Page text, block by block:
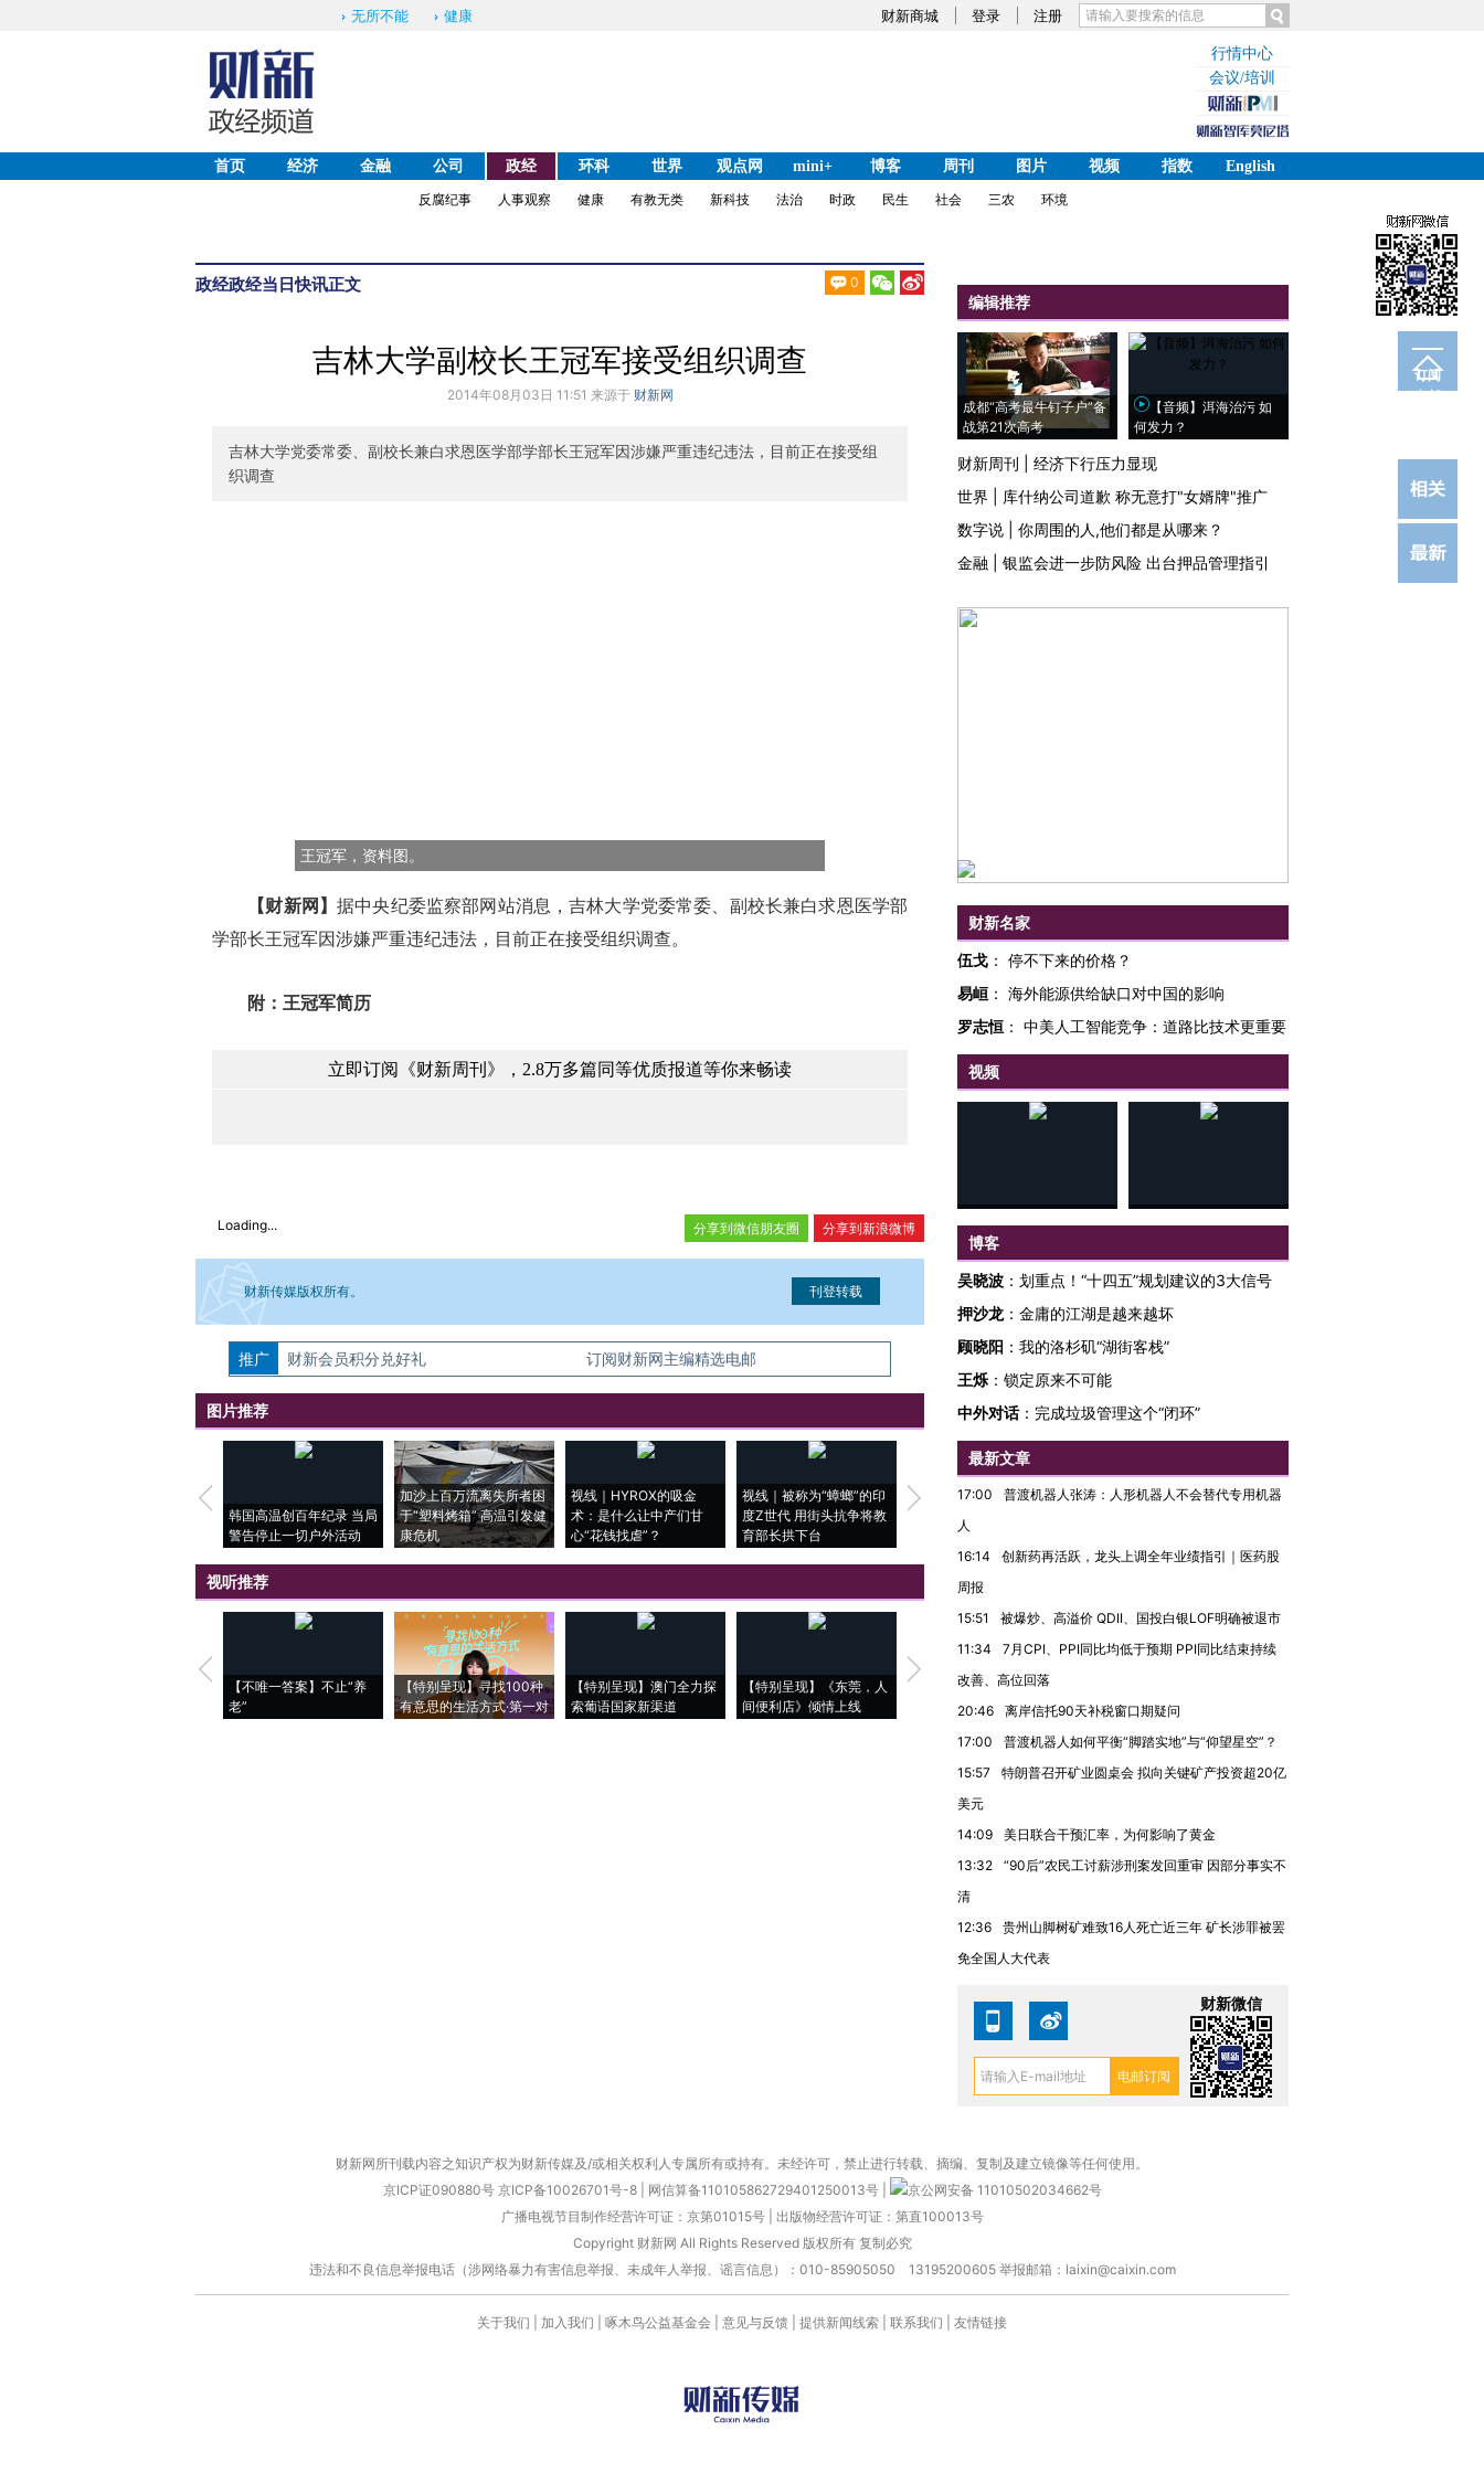
财新商城 登录 注册
无所不能 健康
行情中心
会议/培训
首页 经济 金融 公司 政经 环科 世界 观点网 mini+ 博客 周刊 图片 视频 指数
English
反腐纪事
人事观察 健康 有教无类 新科技 法治 时政 民生 社会 三农 环境
政经政经当日快讯正文 0
订阅
电邮
吉林大学副校长王冠军接受组织调查
2014年08月03日 11:51 来源于 财新网
吉林大学党委常委、副校长兼白求恩医学部学部长王冠军因涉嫌严重违纪违法，目前正在接受组
织调查
王冠军，资料图。
【财新网】据中央纪委监察部网站消息，吉林大学党委常委、副校长兼白求恩医学部
学部长王冠军因涉嫌严重违纪违法，目前正在接受组织调查。
附：王冠军简历
立即订阅《财新周刊》，2.8万多篇同等优质报道等你来畅读
Loading... 分享到新浪微博
分享到微信朋友圈
财新传媒版权所有。
如需刊登转载请点击右侧按钮，提交相关信息。经确认即可刊登转载。
推广 财新会员积分兑好礼 订阅财新网主编精选电邮
图片推荐
韩国高温创百年纪录 当局
警告停止一切户外活动
加沙上百万流离失所者困
于“塑料烤箱” 高温引发健
康危机
视线｜HYROX的吸金
术：是什么让中产们甘
心“花钱找虐”？
视线｜被称为“蟑螂”的印
度Z世代 用街头抗争将教
育部长拱下台
视线｜“入侵”还是“人道危
机”？难民潮撕裂西班牙
飞地休达
湖北宜昌局部短时降雨
哈尔滨遭遇短时极端强降
视听推荐
【不唯一答案】不止“养
老”
【特别呈现】寻找100种
有意思的生活方式·第一对
【特别呈现】澳门全力探
索葡语国家新渠道
【特别呈现】《东莞，人
间便利店》倾情上线
【推广】走进第四届链博
会，让数智科技“链”接产
有意思的生活方式·第三对
编辑推荐
成都“高考最牛钉子户”备
战第21次高考
【音频】洱海治污 如
何发力？
财新周刊
经济下行压力显现
世界
库什纳公司道歉 称无意打"女婿牌"推广
数字说
你周围的人,他们都是从哪来？
金融
银监会进一步防风险 出台押品管理指引
财新名家
伍戈 ： 停不下来的价格？
易峘 ： 海外能源供给缺口对中国的影响
罗志恒 ： 中美人工智能竞争：道路比技术更重要
视频
博客
吴晓波 ： 划重点！“十四五”规划建议的3大信号
押沙龙 ： 金庸的江湖是越来越坏
顾晓阳 ： 我的洛杉矶“湖街客栈”
王烁 ： 锁定原来不可能
中外对话： 完成垃圾管理这个“闭环”
最新文章
17:00
普渡机器人张涛：人形机器人不会替代专用机器
人
16:14
创新药再活跃，龙头上调全年业绩指引｜医药股
周报
15:51
被爆炒、高溢价 QDII、国投白银LOF明确被退市
11:34
7月CPI、PPI同比均低于预期 PPI同比结束持续
改善、高位回落
20:46
离岸信托90天补税窗口期疑问
17:00
普渡机器人如何平衡“脚踏实地”与“仰望星空”？
15:57
特朗普召开矿业圆桌会 拟向关键矿产投资超20亿
美元
14:09
美日联合干预汇率，为何影响了黄金
13:32
“90后”农民工讨薪涉刑案发回重审 因部分事实不
清
12:36
贵州山脚树矿难致16人死亡近三年 矿长涉罪被罢
免全国人大代表
财新微信
财新网所刊载内容之知识产权为财新传媒及/或相关权利人专属所有或持有。未经许可，禁止进行转载、摘编、复制及建立镜像等任何使用。
京ICP证090880号 京ICP备10026701号-8 网信算备110105862729401250013号
京公网安备 11010502034662号
广播电视节目制作经营许可证：京第01015号| 出版物经营许可证：第直100013号
Copyright 财新网 All Rights Reserved 版权所有 复制必究
违法和不良信息举报电话（涉网络暴力有害信息举报、未成年人举报、谣言信息）：010-85905050 13195200605 举报邮箱：laixin@caixin.com
关于我们 加入我们 啄木鸟公益基金会 意见与反馈 提供新闻线索 联系我们 友情链接